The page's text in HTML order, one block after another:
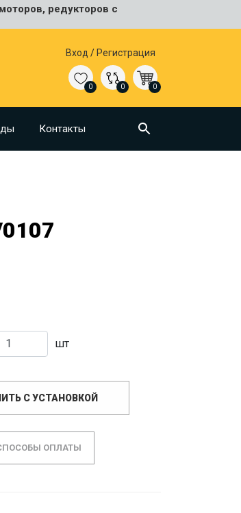
редукторов с
Вход / Регистрация
0 0 0
Контакты
шт
С УСТАНОВКОЙ
ОПЛАТЫ